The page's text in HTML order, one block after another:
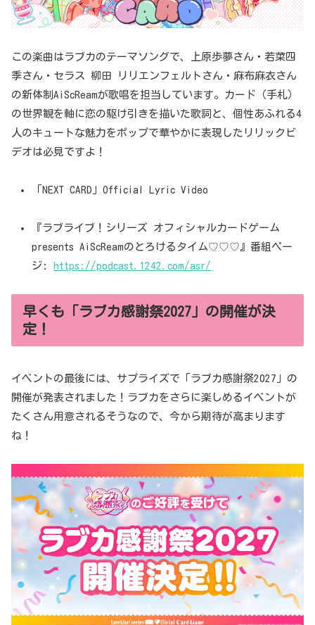
この楽曲はラブカのテーマソングで、上原歩夢さん・若菜四
季さん・セラス 柳田 リリエンフェルトさん・麻布麻衣さん
の新体制AiScReamが歌唱を担当しています。カード（手札）
の世界観を軸に恋の駆け引きを描いた歌詞と、個性あふれる4
人のキュートな魅力をポップで華やかに表現したリリックビ
デオは必見ですよ！
「NEXT CARD」Official Lyric Video
『ラブライブ！シリーズ オフィシャルカードゲーム
presents AiScReamのとろけるタイム♡♡♡』番組ペー
ジ:
https://podcast.1242.com/asr/
早くも「ラブカ感謝祭2027」の開催が決
定！
イベントの最後には、サプライズで「ラブカ感謝祭2027」の
開催が発表されました！ラブカをさらに楽しめるイベントが
たくさん用意されるそうなので、今から期待が高まります
ね！